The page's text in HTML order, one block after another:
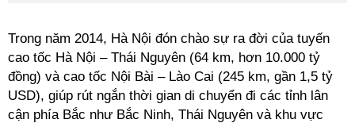
Trong năm 2014, Hà Nội đón chào sự ra đời của tuyến
cao tốc Hà Nội – Thái Nguyên (64 km, hơn 10.000 tỷ
đồng) và cao tốc Nội Bài – Lào Cai (245 km, gần 1,5 tỷ
USD), giúp rút ngắn thời gian di chuyển đi các tỉnh lân
cận phía Bắc như Bắc Ninh, Thái Nguyên và khu vực